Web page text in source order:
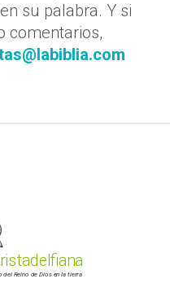
su palabra. Y si
comentarios,
Reino de Dios en la tierra